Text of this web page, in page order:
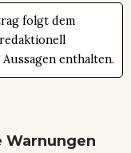
folgt dem
enthalten.
Warnungen